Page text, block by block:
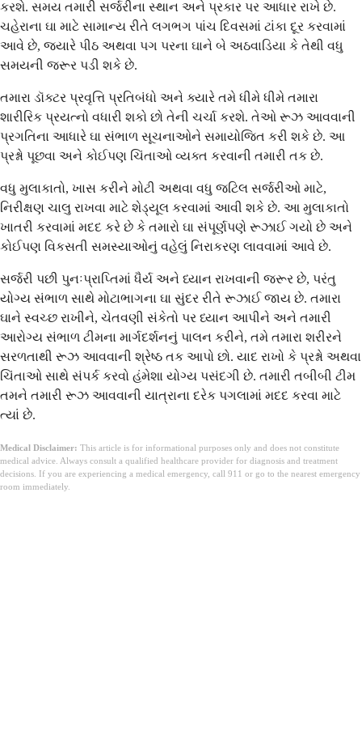
કરશે. સમય તમારી સર્જરીના સ્થાન અને પ્રકાર પર આધાર રાખે છે.
ચહેરાના ઘા માટે સામાન્ય રીતે લગભગ પાંચ દિવસમાં ટાંકા દૂર કરવામાં
આવે છે, જ્યારે પીઠ અથવા પગ પરના ઘાને બે અઠવાડિયા કે તેથી વધુ
સમયની જરૂર પડી શકે છે.
તમારા ડૉક્ટર પ્રવૃત્તિ પ્રતિબંધો અને ક્યારે તમે ધીમે ધીમે તમારા
શારીરિક પ્રયત્નો વધારી શકો છો તેની ચર્ચા કરશે. તેઓ રૂઝ આવવાની
પ્રગતિના આધારે ઘા સંભાળ સૂચનાઓને સમાયોજિત કરી શકે છે. આ
પ્રશ્નો પૂછવા અને કોઈપણ ચિંતાઓ વ્યક્ત કરવાની તમારી તક છે.
વધુ મુલાકાતો, ખાસ કરીને મોટી અથવા વધુ જટિલ સર્જરીઓ માટે,
નિરીક્ષણ ચાલુ રાખવા માટે શેડ્યૂલ કરવામાં આવી શકે છે. આ મુલાકાતો
ખાતરી કરવામાં મદદ કરે છે કે તમારો ઘા સંપૂર્ણપણે રૂઝાઈ ગયો છે અને
કોઈપણ વિકસતી સમસ્યાઓનું વહેલું નિરાકરણ લાવવામાં આવે છે.
સર્જરી પછી પુનઃપ્રાપ્તિમાં ધૈર્ય અને ધ્યાન રાખવાની જરૂર છે, પરંતુ
યોગ્ય સંભાળ સાથે મોટાભાગના ઘા સુંદર રીતે રૂઝાઈ જાય છે. તમારા
ઘાને સ્વચ્છ રાખીને, ચેતવણી સંકેતો પર ધ્યાન આપીને અને તમારી
આરોગ્ય સંભાળ ટીમના માર્ગદર્શનનું પાલન કરીને, તમે તમારા શરીરને
સરળતાથી રૂઝ આવવાની શ્રેષ્ઠ તક આપો છો. યાદ રાખો કે પ્રશ્નો અથવા
ચિંતાઓ સાથે સંપર્ક કરવો હંમેશા યોગ્ય પસંદગી છે. તમારી તબીબી ટીમ
તમને તમારી રૂઝ આવવાની યાત્રાના દરેક પગલામાં મદદ કરવા માટે
ત્યાં છે.
Medical Disclaimer: This article is for informational purposes only and does not constitute
medical advice. Always consult a qualified healthcare provider for diagnosis and treatment
decisions. If you are experiencing a medical emergency, call 911 or go to the nearest emergency
room immediately.